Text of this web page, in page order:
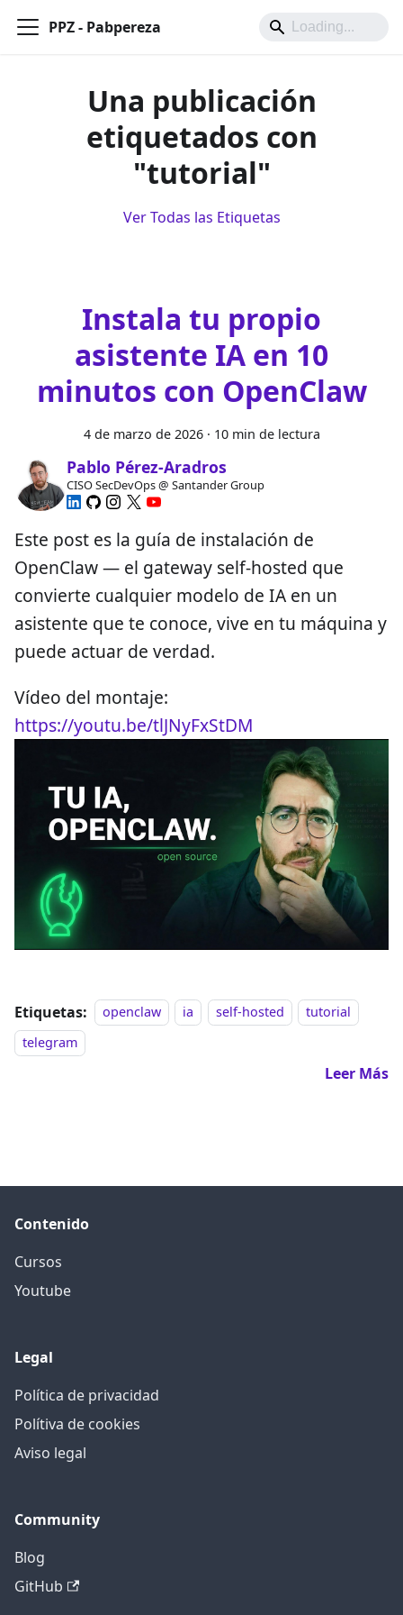
PPZ - Pabpereza
Una publicación
etiquetados con
"tutorial"
Ver Todas las Etiquetas
Instala tu propio
asistente IA en 10
minutos con OpenClaw
4 de marzo de 2026· 10 min de lectura
Pablo Pérez-Aradros
CISO SecDevOps @ Santander Group
Este post es la guía de instalación de
OpenClaw — el gateway self-hosted que
convierte cualquier modelo de IA en un
asistente que te conoce, vive en tu máquina y
puede actuar de verdad.
Vídeo del montaje:
https://youtu.be/tlJNyFxStDM
Etiquetas: openclaw ia self-hosted
tutorial
telegram
Leer Más
Contenido
Cursos
Youtube
Legal
Política de privacidad
Polítiva de cookies
Aviso legal
Community
Blog
GitHub